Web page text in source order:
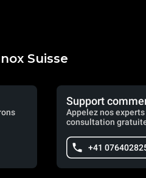
Suisse
Support
Appelez nos
consultation
+41